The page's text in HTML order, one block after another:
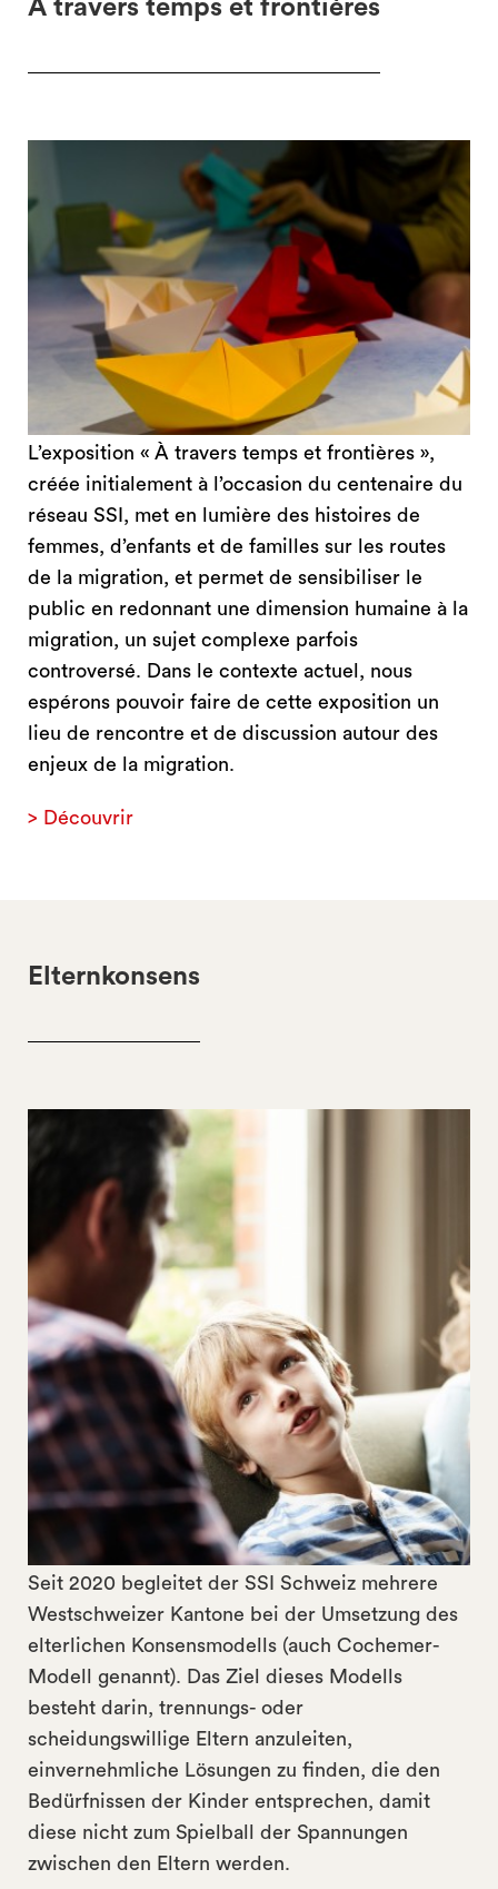
À travers temps et frontières
L’exposition « À travers temps et frontières »,
créée initialement à l’occasion du centenaire du
réseau SSI, met en lumière des histoires de
femmes, d’enfants et de familles sur les routes
de la migration, et permet de sensibiliser le
public en redonnant une dimension humaine à la
migration, un sujet complexe parfois
controversé. Dans le contexte actuel, nous
espérons pouvoir faire de cette exposition un
lieu de rencontre et de discussion autour des
enjeux de la migration.
> Découvrir
Elternkonsens
Seit 2020 begleitet der SSI Schweiz mehrere
Westschweizer Kantone bei der Umsetzung des
elterlichen Konsensmodells (auch Cochemer-
Modell genannt). Das Ziel dieses Modells
besteht darin, trennungs- oder
scheidungswillige Eltern anzuleiten,
einvernehmliche Lösungen zu finden, die den
Bedürfnissen der Kinder entsprechen, damit
diese nicht zum Spielball der Spannungen
zwischen den Eltern werden.